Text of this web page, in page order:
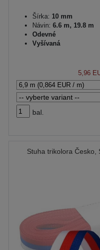
Šírka: 10 mm
Návin: 6.6 m, 19.8 m
Odevné
Vyšívaná
5,96
bal.
Stuha trikolora Česko,